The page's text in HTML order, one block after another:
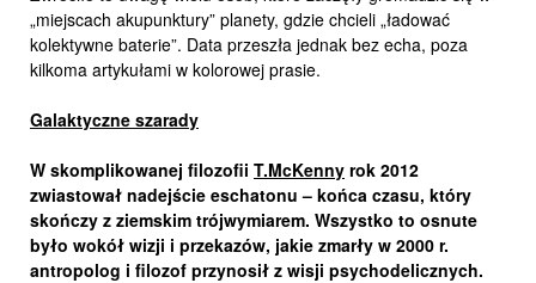
„miejscach akupunktury” planety, gdzie chcieli „ładować
kolektywne baterie”. Data przeszła jednak bez echa, poza
kilkoma artykułami w kolorowej prasie.
Galaktyczne szarady
W skomplikowanej filozofii T.McKenny rok 2012
zwiastował nadejście eschatonu – końca czasu, który
skończy z ziemskim trójwymiarem. Wszystko to osnute
było wokół wizji i przekazów, jakie zmarły w 2000 r.
antropolog i filozof przynosił z wisji psychodelicznych.